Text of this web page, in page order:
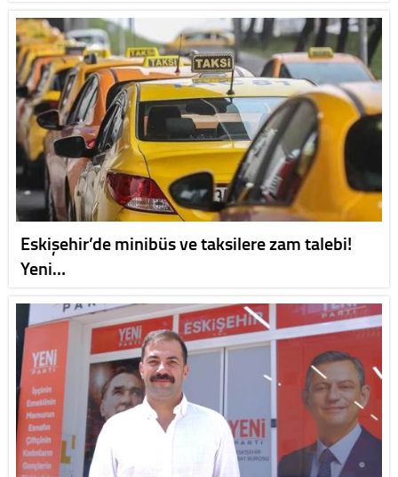
Eskişehir’de minibüs ve taksilere zam talebi!
Yeni…